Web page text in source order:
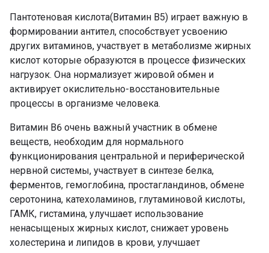
Пантотеновая кислота(Витамин В5) играет важную в
формировании антител, способствует усвоению
других витаминов, участвует в метаболизме жирных
кислот которые образуются в процессе физических
нагрузок. Она нормализует жировой обмен и
активирует окислительно-восстановительные
процессы в организме человека.
Витамин В6 очень важный участник в обмене
веществ, необходим для нормального
функционирования центральной и периферической
нервной системы, участвует в синтезе белка,
ферментов, гемоглобина, простагландинов, обмене
серотонина, катехоламинов, глутаминовой кислоты,
ГАМК, гистамина, улучшает использование
ненасыщеных жирных кислот, снижает уровень
холестерина и липидов в крови, улучшает